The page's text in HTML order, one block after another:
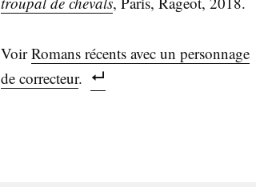
VoirRomans récents avec un per­son­nage
de cor­rec­teur.